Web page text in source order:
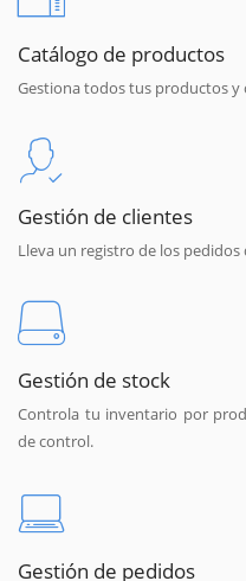
Catálogo de productos
Gestiona todos tus productos y
Gestión de clientes
Lleva un registro de los
Gestión de stock
Controla tu inventario por
de control.
Gestión de pedidos